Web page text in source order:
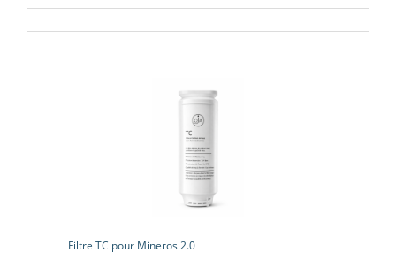
Filtre TC pour Mineros 2.0